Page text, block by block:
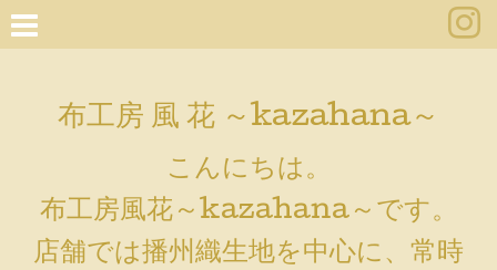
布工房 風 花 ～kazahana～
こんにちは。
布工房風花～kazahana～です。
店舗では播州織生地を中心に、常時